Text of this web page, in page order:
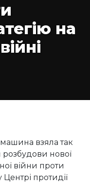
на
взяла так
розбудови нової
війни проти
Центрі протидії